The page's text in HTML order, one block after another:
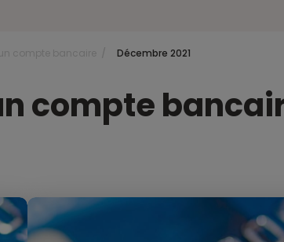
Décembre 2021
compte